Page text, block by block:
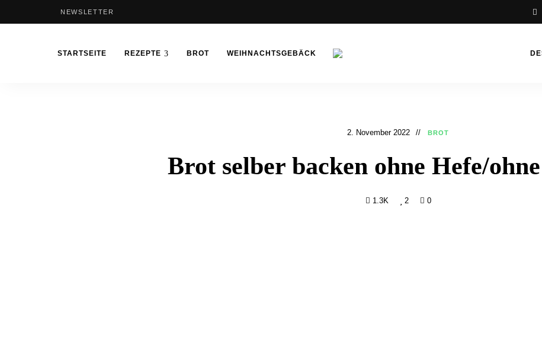
NEWSLETTER
&
Kochrezepte
STARTSEITE REZEPTE BROT WEIHNACHTSGEBÄCK
2. November 2022 BROT
Brot selber backen ohne Hefe/
1.3K 2 0